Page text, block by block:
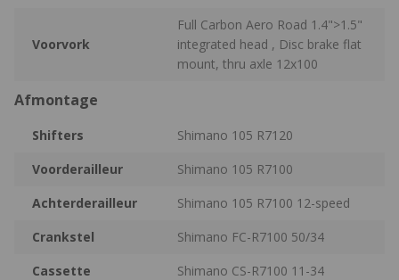
Voorvork
Full Carbon Aero Road 1.4">1.5"
integrated head , Disc brake flat
mount, thru axle 12x100
Afmontage
Shifters
Shimano 105 R7120
Voorderailleur
Shimano 105 R7100
Achterderailleur
Shimano 105 R7100 12-speed
Crankstel
Shimano FC-R7100 50/34
Cassette
Shimano CS-R7100 11-34